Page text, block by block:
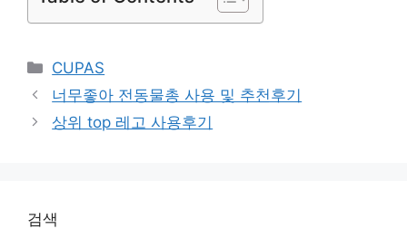
Categories
CUPAS
너무좋아 전동물총 사용 및 추천후기
상위 top 레고 사용후기
검색